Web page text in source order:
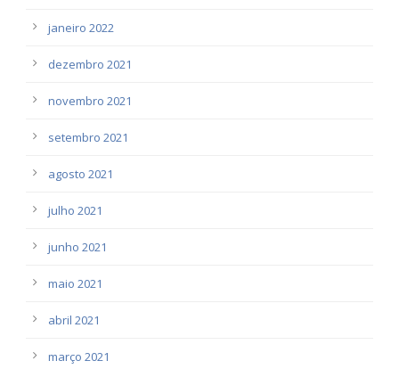
janeiro 2022
dezembro 2021
novembro 2021
setembro 2021
agosto 2021
julho 2021
junho 2021
maio 2021
abril 2021
março 2021